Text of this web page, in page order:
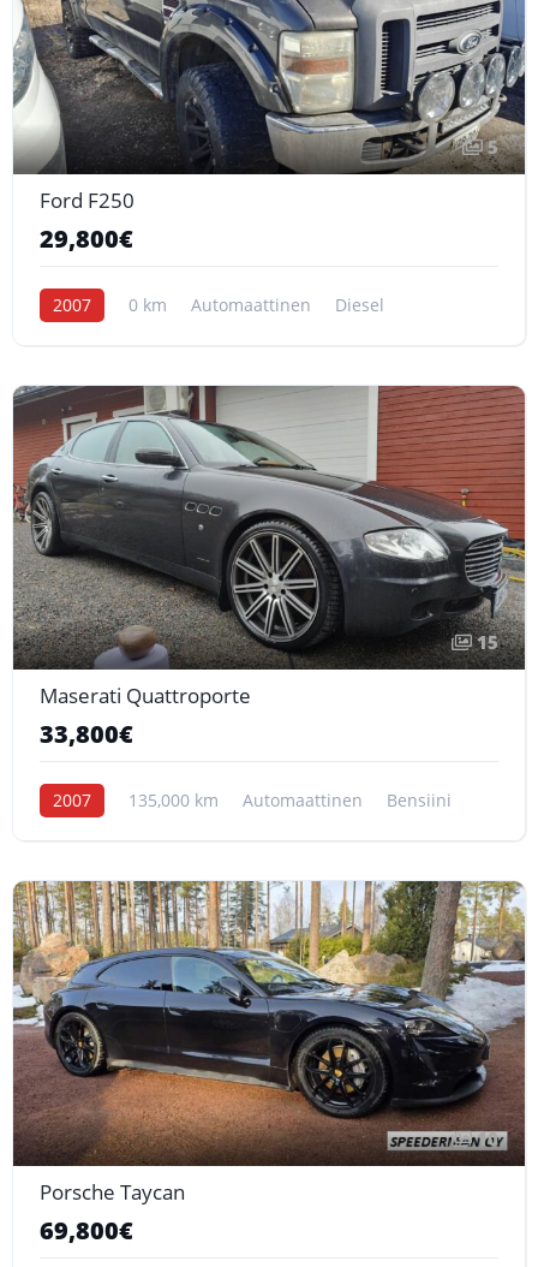
5
Ford F250
29,800€
2007 0 km Automaattinen Diesel
15
Maserati Quattroporte
33,800€
2007 135,000 km Automaattinen Bensiini
10
Porsche Taycan
69,800€